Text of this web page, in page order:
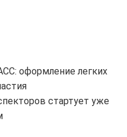
оформление легких
стартует уже